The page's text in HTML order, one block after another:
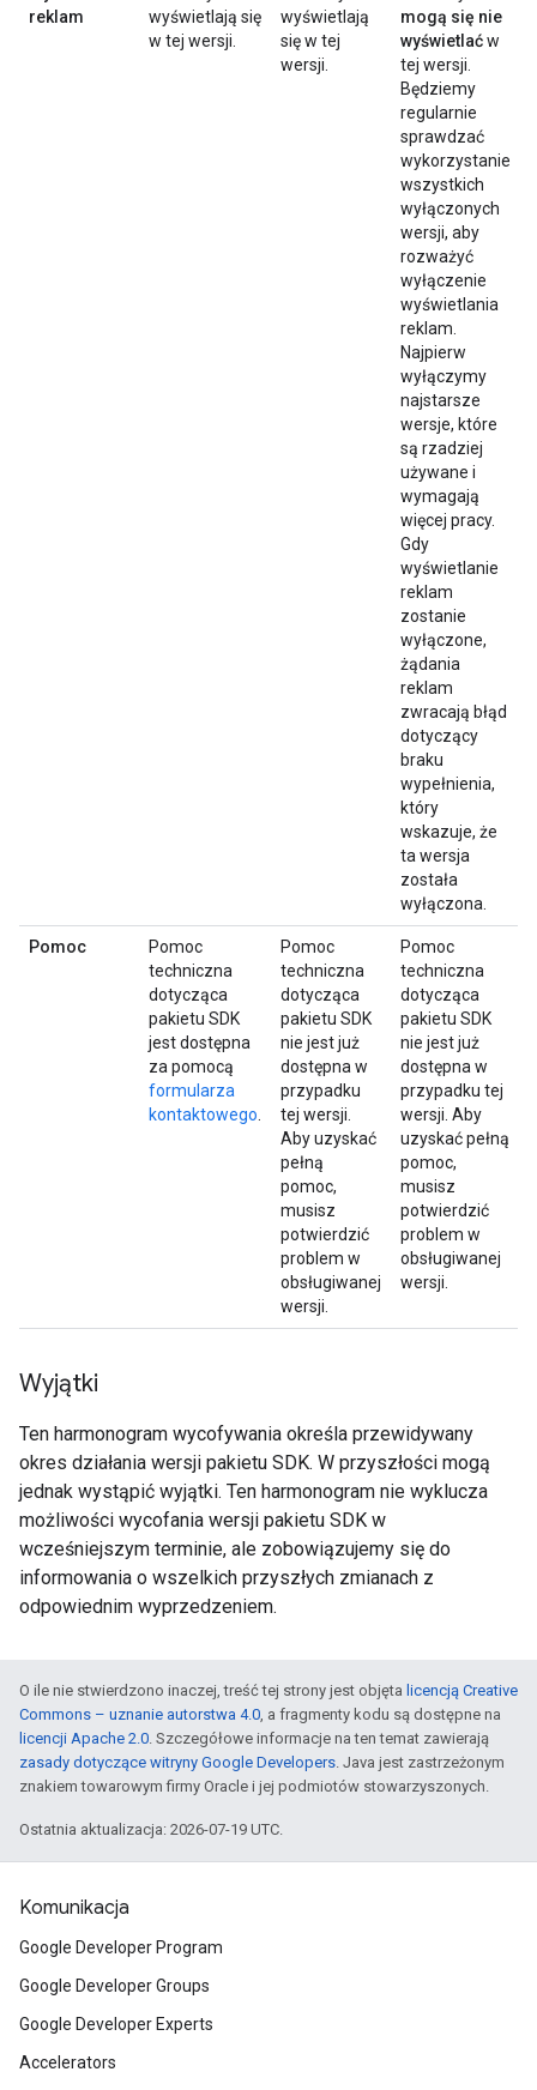
reklam
wyświetlają się
w tej wersji.
wyświetlają
się w tej
wersji.
mogą się nie
wyświetlaćw
tej wersji.
Będziemy
regularnie
sprawdzać
wykorzystanie
wszystkich
wyłączonych
wersji, aby
rozważyć
wyłączenie
wyświetlania
reklam.
Najpierw
wyłączymy
najstarsze
wersje, które
są rzadziej
używane i
wymagają
więcej pracy.
Gdy
wyświetlanie
reklam
zostanie
wyłączone,
żądania
reklam
zwracają błąd
dotyczący
braku
wypełnienia,
który
wskazuje, że
ta wersja
została
wyłączona.
Pomoc
Pomoc
techniczna
dotycząca
pakietu SDK
jest dostępna
za pomocą
formularza
kontaktowego.
Pomoc
techniczna
dotycząca
pakietu SDK
nie jest już
dostępna w
przypadku
tej wersji.
Aby uzyskać
pełną
pomoc,
musisz
potwierdzić
problem w
obsługiwanej
wersji.
Pomoc
techniczna
dotycząca
pakietu SDK
nie jest już
dostępna w
przypadku tej
wersji. Aby
uzyskać pełną
pomoc,
musisz
potwierdzić
problem w
obsługiwanej
wersji.
Wyjątki
Ten harmonogram wycofywania określa przewidywany
okres działania wersji pakietu SDK. W przyszłości mogą
jednak wystąpić wyjątki. Ten harmonogram nie wyklucza
możliwości wycofania wersji pakietu SDK w
wcześniejszym terminie, ale zobowiązujemy się do
informowania o wszelkich przyszłych zmianach z
odpowiednim wyprzedzeniem.
O ile nie stwierdzono inaczej, treść tej strony jest objęta licencją Creative
Commons – uznanie autorstwa 4.0, a fragmenty kodu są dostępne na
licencji Apache 2.0. Szczegółowe informacje na ten temat zawierają
zasady dotyczące witryny Google Developers. Java jest zastrzeżonym
znakiem towarowym firmy Oracle i jej podmiotów stowarzyszonych.
Ostatnia aktualizacja: 2026-07-19 UTC.
Komunikacja
Google Developer Program
Google Developer Groups
Google Developer Experts
Accelerators